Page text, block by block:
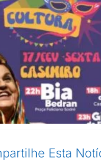
Esta